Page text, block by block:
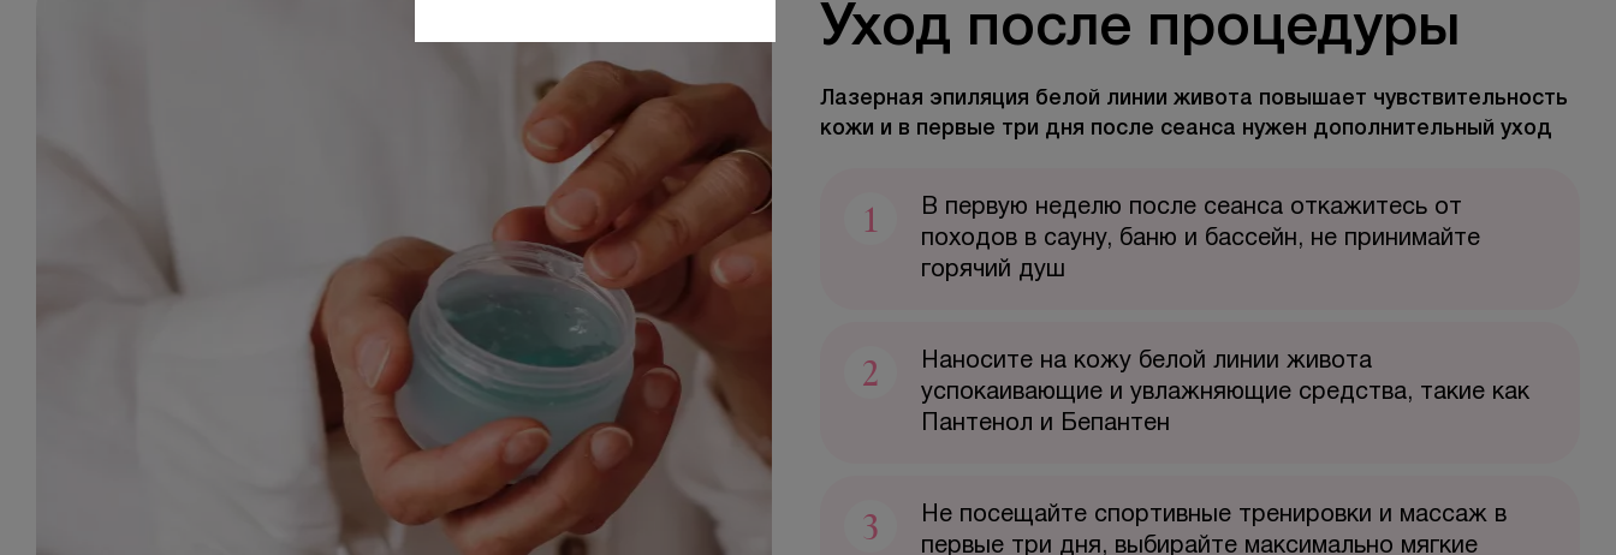
Уход после процедуры
Лазерная эпиляция белой линии живота повышает чувствительность
кожи и в первые три дня после сеанса нужен дополнительный уход
1
В первую неделю после сеанса откажитесь от
походов в сауну, баню и бассейн, не принимайте
горячий душ
2
Наносите на кожу белой линии живота
успокаивающие и увлажняющие средства, такие как
Пантенол и Бепантен
3
Не посещайте спортивные тренировки и массаж в
первые три дня, выбирайте максимально мягкие